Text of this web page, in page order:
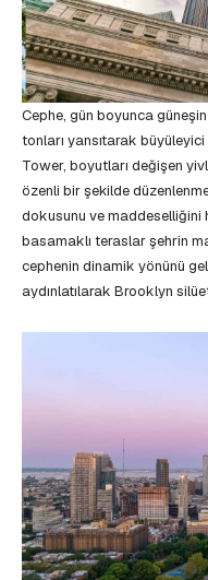
Cephe, gün boyunca
tonları yansıtarak
Tower, boyutları değişen
özenli bir şekilde
dokusunu ve maddeselliğini
basamaklı teraslar şehrin
cephenin dinamik yönünü
aydınlatılarak Brooklyn